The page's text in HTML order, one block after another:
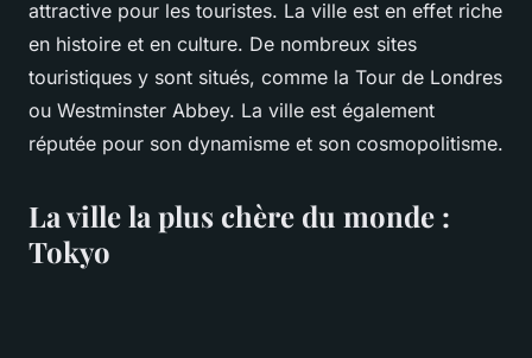
attractive pour les touristes. La ville est en effet riche
en histoire et en culture. De nombreux sites
touristiques y sont situés, comme la Tour de Londres
ou Westminster Abbey. La ville est également
réputée pour son dynamisme et son cosmopolitisme.
La ville la plus chère du monde :
Tokyo